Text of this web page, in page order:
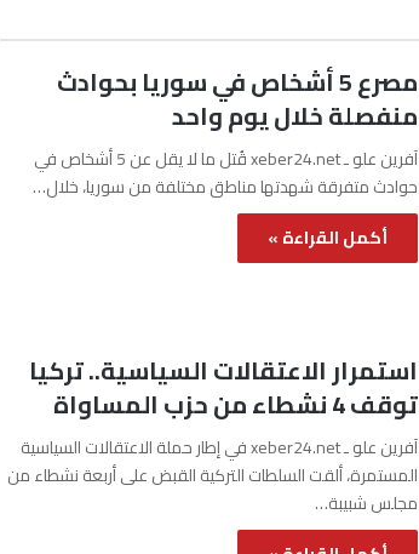
مصرع 5 أشخاص في سوريا بحوادث
منفصلة خلال يوم واحد
آفرين علو ـ xeber24.net قُتل ما لا يقل عن 5 أشخاص في
حوادث متفرقة شهدتها مناطق مختلفة من سوريا، خلال…
أكمل القراءة »
استمرار الاعتقالات السياسية.. تركيا
توقف 4 نشطاء من حزب المساواة
آفرين علو ـ xeber24.net في إطار حملة الاعتقالات السياسية
المستمرة، ألقت السلطات التركية القبض على أربعة نشطاء من
مجلس شبيبة…